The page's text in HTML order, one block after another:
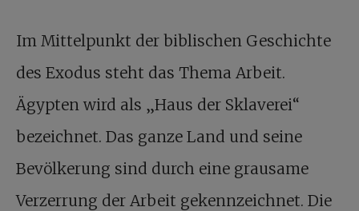
Im Mittelpunkt der biblischen Geschichte
des Exodus steht das Thema Arbeit.
Ägypten wird als „Haus der Sklaverei“
bezeichnet. Das ganze Land und seine
Bevölkerung sind durch eine grausame
Verzerrung der Arbeit gekennzeichnet. Die